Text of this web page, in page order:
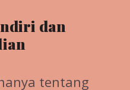
dan
tentang